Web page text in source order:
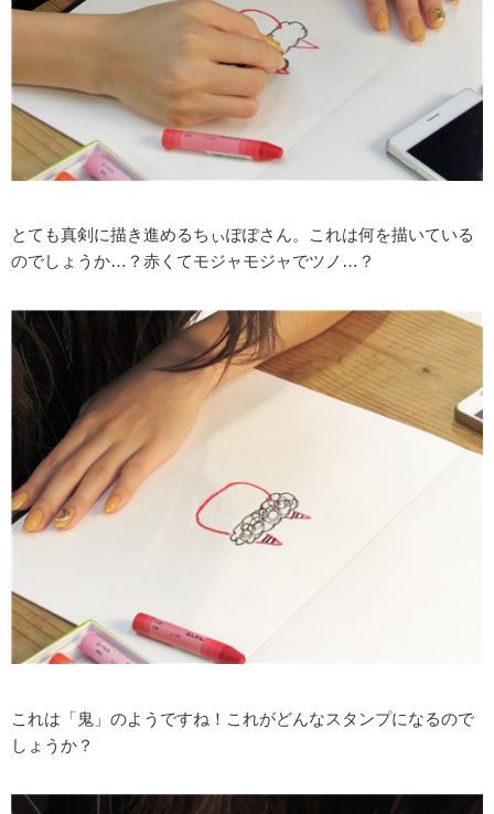
とても真剣に描き進めるちぃぽぽさん。これは何を描いている
のでしょうか…？赤くてモジャモジャでツノ…？
これは「鬼」のようですね！これがどんなスタンプになるので
しょうか？